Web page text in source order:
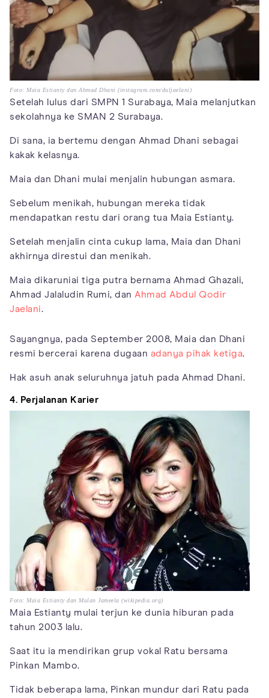
Foto: Maia Estianty dan Ahmad Dhani (instagram.com/duljaelani)
Setelah lulus dari SMPN 1 Surabaya, Maia melanjutkan
sekolahnya ke SMAN 2 Surabaya.
Di sana, ia bertemu dengan Ahmad Dhani sebagai
kakak kelasnya.
Maia dan Dhani mulai menjalin hubungan asmara.
Sebelum menikah, hubungan mereka tidak
mendapatkan restu dari orang tua Maia Estianty.
Setelah menjalin cinta cukup lama, Maia dan Dhani
akhirnya direstui dan menikah.
Maia dikaruniai tiga putra bernama Ahmad Ghazali,
Ahmad Jalaludin Rumi, dan Ahmad Abdul Qodir
Jaelani.
Sayangnya, pada September 2008, Maia dan Dhani
resmi bercerai karena dugaan adanya pihak ketiga.
Hak asuh anak seluruhnya jatuh pada Ahmad Dhani.
4. Perjalanan Karier
Foto: Maia Estianty dan Mulan Jameela (wikipedia.org)
Maia Estianty mulai terjun ke dunia hiburan pada
tahun 2003 lalu.
Saat itu ia mendirikan grup vokal Ratu bersama
Pinkan Mambo.
Tidak beberapa lama, Pinkan mundur dari Ratu pada